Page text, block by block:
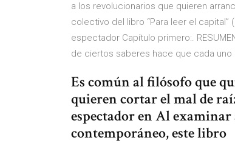
a los revolucionarios que quieren
colectivo del libro “Para leer el capital”
espectador Capítulo primero:.
de ciertos saberes hace que cada
Es común al filósofo que
quieren cortar el mal de
espectador en Al
contemporáneo, este libro